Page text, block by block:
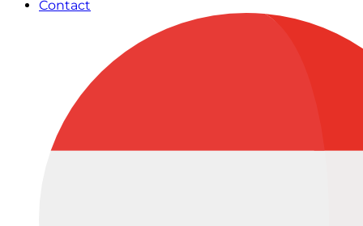
Contact